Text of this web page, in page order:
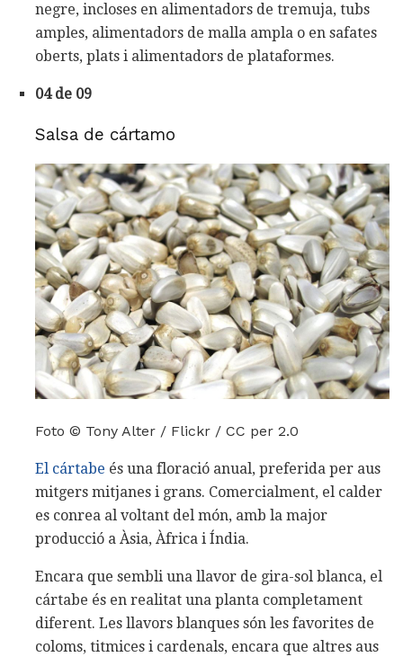
negre, incloses en alimentadors de tremuja, tubs
amples, alimentadors de malla ampla o en safates
oberts, plats i alimentadors de plataformes.
04 de 09
Salsa de cártamo
Foto © Tony Alter / Flickr / CC per 2.0
El cártabe és una floració anual, preferida per aus
mitgers mitjanes i grans. Comercialment, el calder
es conrea al voltant del món, amb la major
producció a Àsia, Àfrica i Índia.
Encara que sembli una llavor de gira-sol blanca, el
cártabe és en realitat una planta completament
diferent. Les llavors blanques són les favorites de
coloms, titmices i cardenals, encara que altres aus